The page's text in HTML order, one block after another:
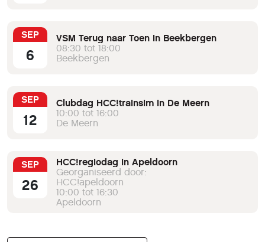
SEP
6
VSM Terug naar Toen in Beekbergen
08:30 tot 18:00
Beekbergen
SEP
12
Clubdag HCC!trainsim in De Meern
10:00 tot 16:00
De Meern
SEP
26
HCC!regiodag in Apeldoorn
Georganiseerd door:
HCC!apeldoorn
10:00 tot 16:30
Apeldoorn